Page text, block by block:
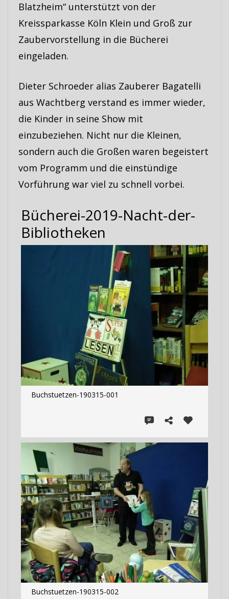
Blatzheim“ unterstützt von der
Kreissparkasse Köln Klein und Groß zur
Zaubervorstellung in die Bücherei
eingeladen.
Dieter Schroeder alias Zauberer Bagatelli
aus Wachtberg verstand es immer wieder,
die Kinder in seine Show mit
einzubeziehen. Nicht nur die Kleinen,
sondern auch die Großen waren begeistert
vom Programm und die einstündige
Vorführung war viel zu schnell vorbei.
Bücherei-2019-Nacht-der-
Bibliotheken
Buchstuetzen-190315-001
Buchstuetzen-190315-002